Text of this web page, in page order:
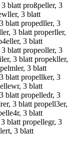
blatt proßpeller, 3
3 blatt
blatt propedller, 3
3 blatt properller,
3 blatt
blatt propeoller, 3
3 blatt propekller,
3 blatt
blatt propellker, 3
3 blatt
blatt propelledr, 3
3 blatt propell3er,
3 blatt
blatt propellegr, 3
3 blatt